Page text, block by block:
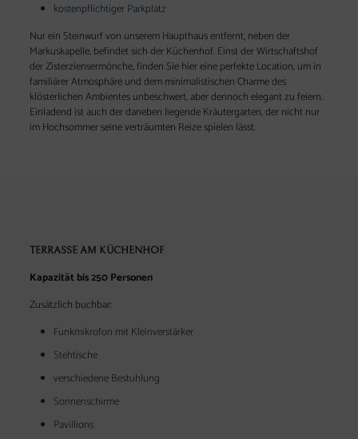
kostenpflichtiger Parkplatz
Nur ein Steinwurf von unserem Haupthaus entfernt, neben der
Markuskapelle, befindet sich der Küchenhof. Einst der Wirtschaftshof
der Zisterziensermönche, finden Sie hier eine perfekte Location, um in
familiärer Atmosphäre und dem minimalistischen Charme des
klösterlichen Ambientes unbeschwert, aber dennoch elegant zu feiern.
Einladend ist auch der daneben liegende Kräutergarten, der nicht nur
im Hochsommer seine verträumten Reize spielen lässt.
TERRASSE AM KÜCHENHOF
Kapazität bis 250 Personen
Zusätzlich buchbar:
Funkmikrofon mit Kleinverstärker
Stehtische
verschiedene Bestuhlung
Sonnenschirme
Pavillions